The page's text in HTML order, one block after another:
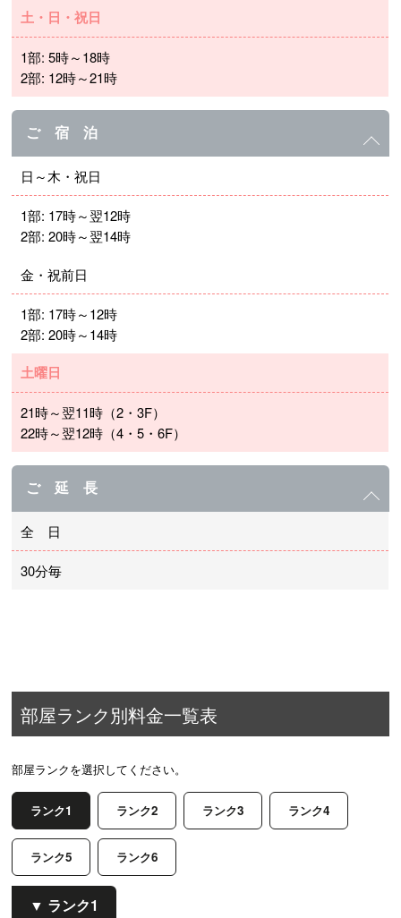
土・日・祝日
1部: 5時～18時
2部: 12時～21時
ご 宿 泊
日～木・祝日
1部: 17時～翌12時
2部: 20時～翌14時
金・祝前日
1部: 17時～12時
2部: 20時～14時
土曜日
21時～翌11時（2・3F）
22時～翌12時（4・5・6F）
ご 延 長
全 日
30分毎
部屋ランク別料金一覧表
部屋ランクを選択してください。
ランク1 ランク2 ランク3 ランク4
ランク5 ランク6
ランク1